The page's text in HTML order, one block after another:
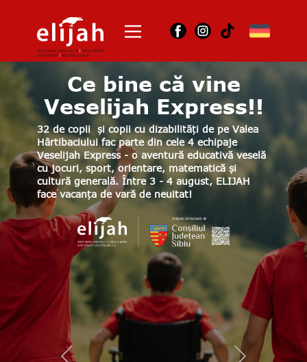
Unde suntem
Orchestra
Dansul corbilor
Contact
Joburi
Arhiva
Ce bine că vine
Veselijah Express!!
32 de copii și copii cu dizabilități de pe Valea
Hârtibaciului fac parte din cele 4 echipaje
Veselijah Express - o aventură educativă veselă
cu jocuri, sport, orientare, matematică și
cultură generală. Între 3 - 4 august, ELIJAH
face vacanța de vară de neuitat!
Previous Next